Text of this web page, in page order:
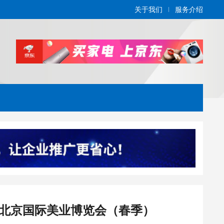
关于我们 服务介绍
京国际美业博览会（春季）